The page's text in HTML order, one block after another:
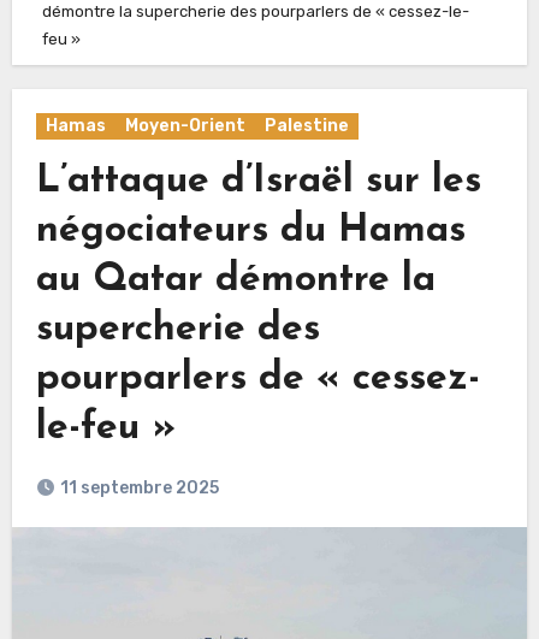
démontre la supercherie des pourparlers de « cessez-le-
feu »
Hamas Moyen-Orient Palestine
L’attaque d’Israël sur les
négociateurs du Hamas
au Qatar démontre la
supercherie des
pourparlers de « cessez-
le-feu »
11 septembre 2025